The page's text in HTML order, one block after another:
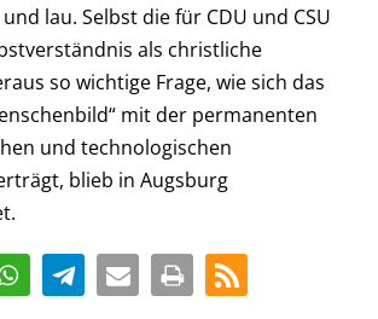
lau. Selbst die für CDU und CSU
als christliche
so wichtige Frage, wie sich das
mit der permanenten
und technologischen
blieb in Augsburg